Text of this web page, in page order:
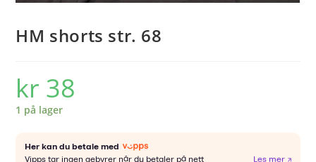
HM shorts str. 68
kr 38
1 på lager